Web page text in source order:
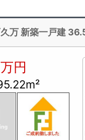
万 新築一戸建
円